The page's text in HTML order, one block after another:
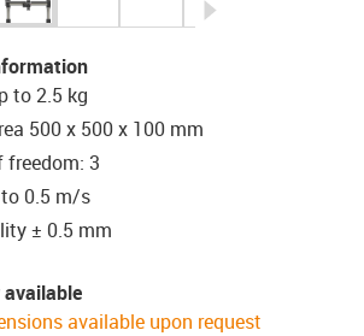
igus-icon-arrow-left
to 2.5 kg
500 x 500 x 100 mm
freedom: 3
0.5 m/s
± 0.5 mm
available upon request